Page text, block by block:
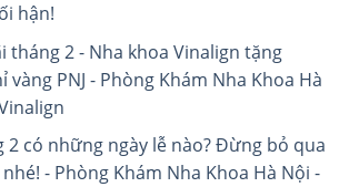
hận!
tháng 2 - Nha khoa Vinalign tặng
vàng PNJ - Phòng Khám Nha Khoa Hà
2 có những ngày lễ nào? Đừng bỏ qua
- Phòng Khám Nha Khoa Hà Nội -